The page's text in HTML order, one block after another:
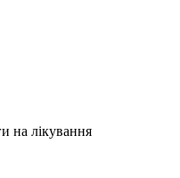
на лікування